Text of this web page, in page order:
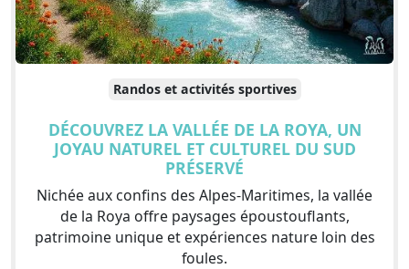
Randos et activités sportives
DÉCOUVREZ LA VALLÉE DE LA ROYA, UN
JOYAU NATUREL ET CULTUREL DU SUD
PRÉSERVÉ
Nichée aux confins des Alpes-Maritimes, la vallée
de la Roya offre paysages époustouflants,
patrimoine unique et expériences nature loin des
foules.